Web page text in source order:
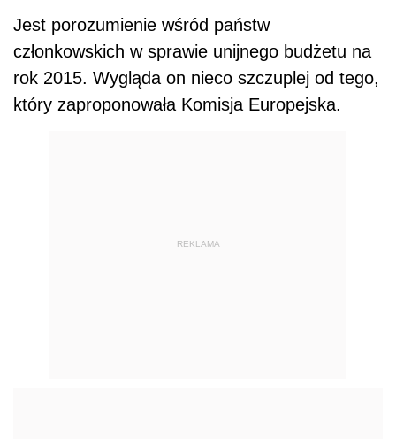
Jest porozumienie wśród państw
członkowskich w sprawie unijnego budżetu na
rok 2015. Wygląda on nieco szczuplej od tego,
który zaproponowała Komisja Europejska.
REKLAMA